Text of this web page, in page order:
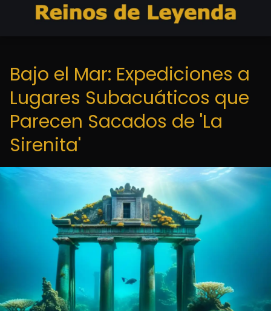
Bajo el Mar: Expediciones a
Lugares Subacuáticos que
Parecen Sacados de 'La
Sirenita'